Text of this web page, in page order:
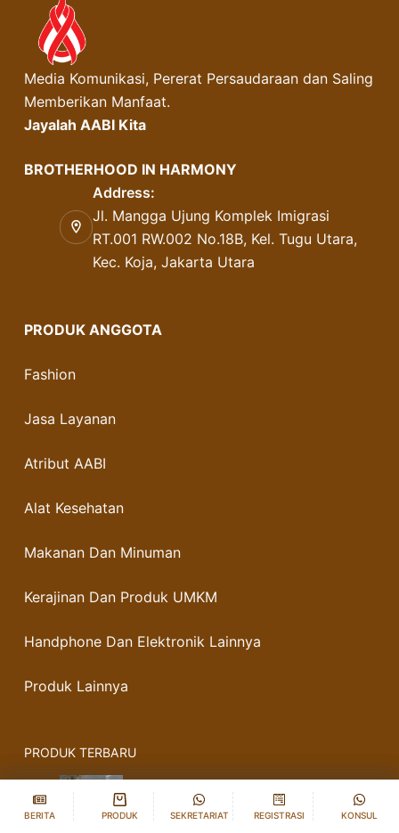
Accept Decline
BERITA PRODUK SEKRETARIAT REGISTRASI KONSUL
Media Komunikasi, Pererat Persaudaraan dan Saling
Memberikan Manfaat.
Jayalah AABI Kita
BROTHERHOOD IN HARMONY
Address:
Jl. Mangga Ujung Komplek Imigrasi
RT.001 RW.002 No.18B, Kel. Tugu Utara,
Kec. Koja, Jakarta Utara
PRODUK ANGGOTA
Fashion
Jasa Layanan
Atribut AABI
Alat Kesehatan
Makanan Dan Minuman
Kerajinan Dan Produk UMKM
Handphone Dan Elektronik Lainnya
Produk Lainnya
PRODUK TERBARU
Jogja
Accept Decline
BERITA PRODUK SEKRETARIAT REGISTRASI KONSUL